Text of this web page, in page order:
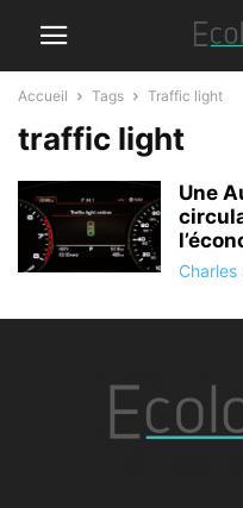
Accueil Tags Traffic light
traffic light
Une